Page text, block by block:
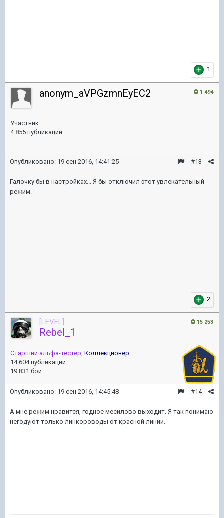
1
1 494
anonym_aVPGzmnEyEC2
Участник
4 855 публикаций
#13
Опубликовано: 19 сен 2016, 14:41:25
Галочку бы в настройках... Я бы отключил этот увлекательный
режим.
2
15 253
[LEVEL]
Rebel_1
Старший альфа-тестер Коллекционер
14 604 публикации
19 831 бой
#14
Опубликовано: 19 сен 2016, 14:45:48
А мне режим нравится, годное месилово выходит. Я так понимаю
негодуют только линкороводы от красной линии.